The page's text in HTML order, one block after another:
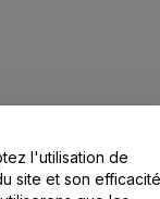
l'utilisation de
site et son efficacité